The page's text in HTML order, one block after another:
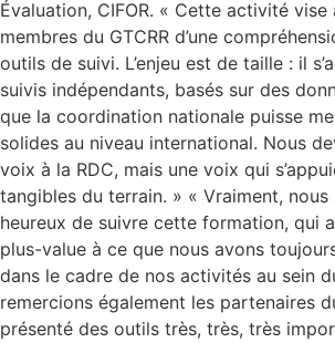
Évaluation, CIFOR. « Cette activité
membres du GTCRR d’une
outils de suivi. L’enjeu est de taille : il
suivis indépendants, basés sur des
que la coordination nationale puisse
solides au niveau international. Nous
voix à la RDC, mais une voix qui
tangibles du terrain. » « Vraiment, nous
heureux de suivre cette formation, qui
plus-value à ce que nous avons
dans le cadre de nos activités au sein
remercions également les partenaires
présenté des outils très, très, très